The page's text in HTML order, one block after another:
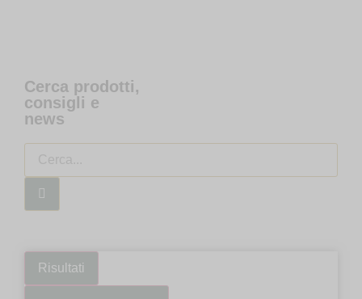
Cerca prodotti,
consigli e
news
Risultati